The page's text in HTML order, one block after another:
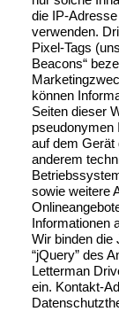
die IP-
verwenden.
Pixel-Tags
Beacons“
können
Seiten dieser
pseudonymen
auf dem Gerät
anderem
sowie weitere
Informationen
Wir binden die
“jQuery” des
Letterman
ein. Kontakt-